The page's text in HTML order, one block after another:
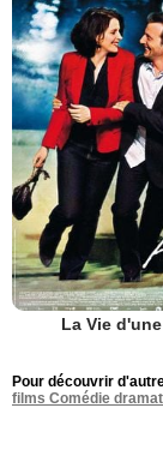
La Vie
Pour découvrir
films Comédie